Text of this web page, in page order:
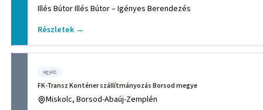
Illés Bútor Illés Bútor – Igényes Berendezés
Részletek →
egyéb
FK-Transz Konténer szállítmányozás Borsod megye
Miskolc, Borsod-Abaúj-Zemplén